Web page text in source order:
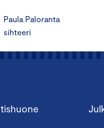
Paula Paloranta
sihteeri